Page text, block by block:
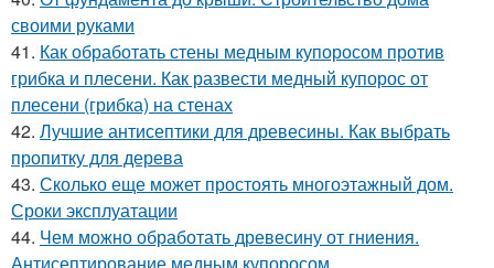
своими руками
41. Как обработать стены медным купоросом против
грибка и плесени. Как развести медный купорос от
плесени (грибка) на стенах
42. Лучшие антисептики для древесины. Как выбрать
пропитку для дерева
43. Сколько еще может простоять многоэтажный дом.
Сроки эксплуатации
44. Чем можно обработать древесину от гниения.